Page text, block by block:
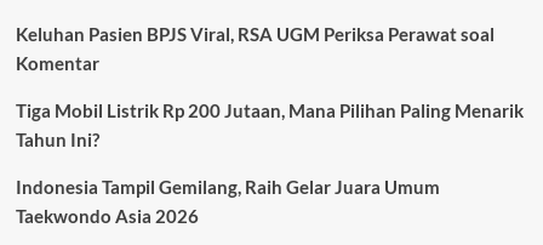
Keluhan Pasien BPJS Viral, RSA UGM Periksa Perawat soal
Komentar
Tiga Mobil Listrik Rp 200 Jutaan, Mana Pilihan Paling Menarik
Tahun Ini?
Indonesia Tampil Gemilang, Raih Gelar Juara Umum
Taekwondo Asia 2026